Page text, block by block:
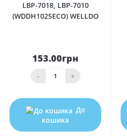
LBP-7018, LBP-7010
(WDDH1025ECO) WELLDO
153.00грн
- +
До
кошика